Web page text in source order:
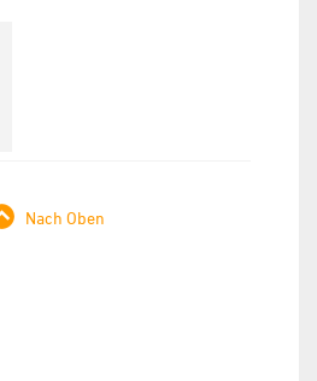
Nach Oben